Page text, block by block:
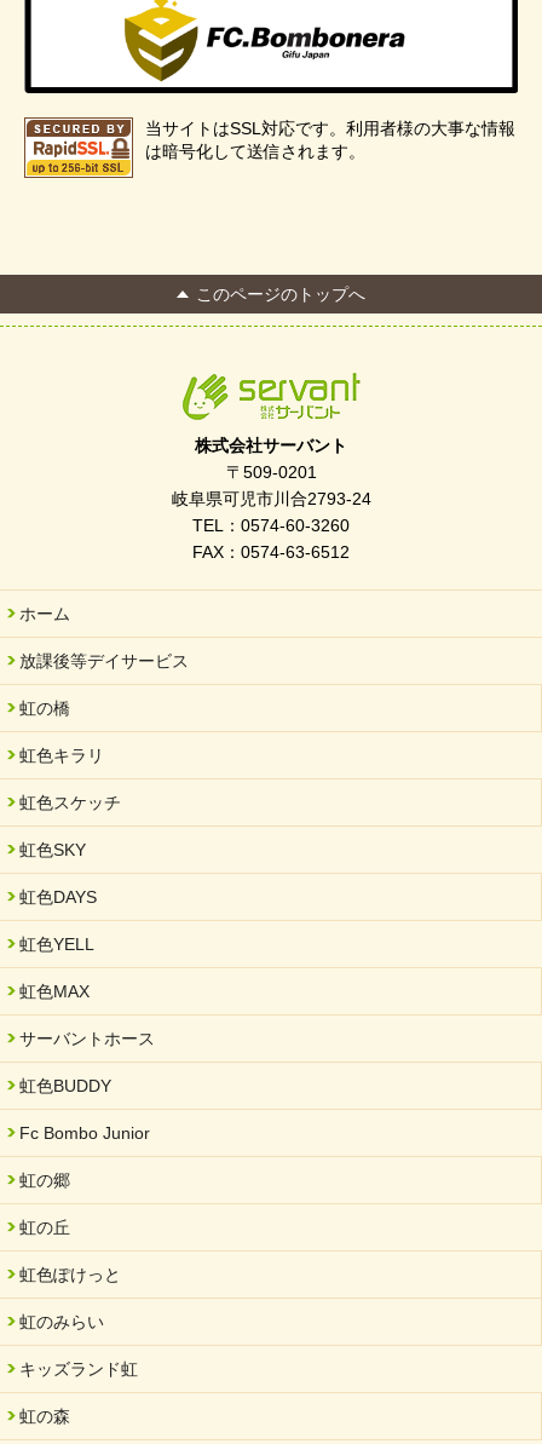
当サイトはSSL対応です。利用者様の大事な情報
は暗号化して送信されます。
このページのトップへ
株式会社サーバント
〒509-0201
岐阜県可児市川合2793-24
TEL：0574-60-3260
FAX：0574-63-6512
ホーム
放課後等デイサービス
虹の橋
虹色キラリ
虹色スケッチ
虹色SKY
虹色DAYS
虹色YELL
虹色MAX
サーバントホース
虹色BUDDY
Fc Bombo Junior
虹の郷
虹の丘
虹色ぽけっと
虹のみらい
キッズランド虹
虹の森